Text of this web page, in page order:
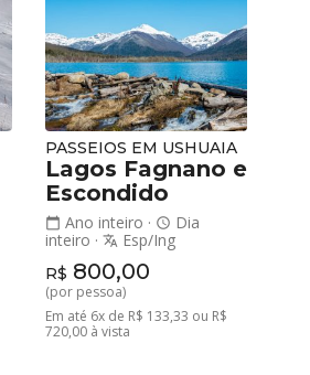
PASSEIOS EM USHUAIA
Lagos Fagnano e
Escondido
calendar_today Ano inteiro · schedule Dia
inteiro · translate Esp/Ing
R$ 800,00
(por pessoa)
Em até 6x de R$ 133,33 ou R$
720,00 à vista